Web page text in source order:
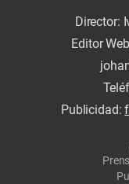
Director:
Editor
Publicidad: